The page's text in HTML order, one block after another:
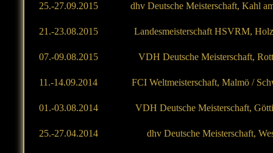
25.-27.09.2015 dhv Deutsche Meisterschaft, Kahl
21.-23.08.2015 Landesmeisterschaft HSVRM,
07.-09.08.2015 VDH Deutsche Meisterschaft,
11.-14.09.2014 FCI Weltmeisterschaft, Malmö /
01.-03.08.2014 VDH Deutsche Meisterschaft,
25.-27.04.2014 dhv Deutsche Meisterschaft,